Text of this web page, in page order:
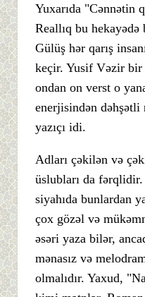
Yuxarıda "Cənnətin
Reallıq bu hekayədə
Gülüş hər qarış
keçir. Yusif Vəzir
ondan on verst o
enerjisindən
yazıçı idi.
Adları çəkilən və
üslubları da
siyahıda bunlardan
çox gözəl və
əsəri yaza bilər,
mənasız və
olmalıdır. Yaxud,